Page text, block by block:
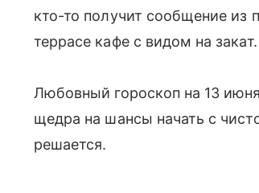
кто-то получит сообщение из
террасе кафе с видом на закат.
Любовный гороскоп на 13
щедра на шансы начать с
решается.